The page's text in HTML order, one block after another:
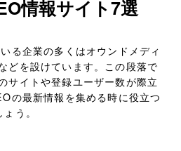
情報サイト7選
る企業の多くはオウンドメディ
どを設けています。この段落で
サイトや登録ユーザー数が際立
の最新情報を集める時に役立つ
う。